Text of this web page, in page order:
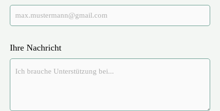
Ihre Nachricht